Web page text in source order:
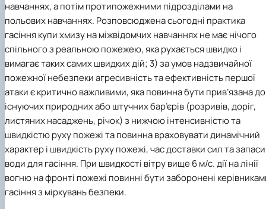
навчаннях, а потім протипожежними підрозділами на
польових навчаннях. Розповсюджена сьогодні практика
гасіння купи хмизу на міжвідомчих навчаннях не має нічого
спільного з реальною пожежею, яка рухається швидко і
вимагає таких самих швидких дій; 3) за умов надзвичайної
пожежної небезпеки агресивність та ефективність першої
атаки є критично важливими, яка повинна бути прив’язана до
існуючих природних або штучних бар’єрів (розривів, доріг,
листяних насаджень, річок) з нижчою інтенсивністю та
швидкістю руху пожежі та повинна враховувати динамічний
характер і швидкість руху пожежі, час доставки сил та запаси
води для гасіння. При швидкості вітру вище 6 м/с. дії на лінії
вогню на фронті пожежі повинні бути заборонені
гасіння з міркувань безпеки.